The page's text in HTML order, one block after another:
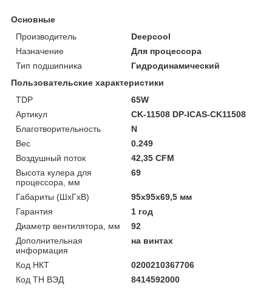
Основные
Производитель
Deepcool
Назначение
Для процессора
Тип подшипника
Гидродинамический
Пользовательские характеристики
TDP
65W
Артикул
CK-11508 DP-ICAS-CK11508
Благотворительность
N
Вес
0.249
Воздушный поток
42,35 CFM
Высота кулера для
процессора, мм
69
Габариты (ШхГхВ)
95х95х69,5 мм
Гарантия
1 год
Диаметр вентилятора, мм
92
Дополнительная
информация
на винтах
Код НКТ
0200210367706
Код ТН ВЭД
8414592000